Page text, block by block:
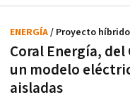
Coral Energía,
un modelo
aisladas
ENERGÍA/ Proyecto híbrido